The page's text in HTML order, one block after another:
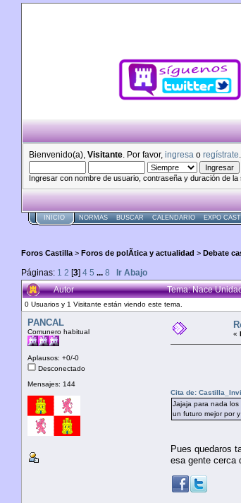
Bienvenido(a), Visitante . Por favor, ingresa o regístrate
Ingresar con nombre de usuario, contraseña y duración de la
INICIO NORMAS BUSCAR CALENDARIO EXPO
Foros Castilla > Foros de polÃ­tica y actualidad > Debate
Páginas: 1 2 [3] 4 5 ... 8 Ir Abajo
Autor Tema: Nace
0 Usuarios y 1 Visitante están viendo este tema.
PANCAL
Comunero habitual
Aplausos: +0/-0
Desconectado
Mensajes: 144
«
Cita de:
Jajaja para nada
un futuro mejor por
Pues quedaros
esa gente cerca